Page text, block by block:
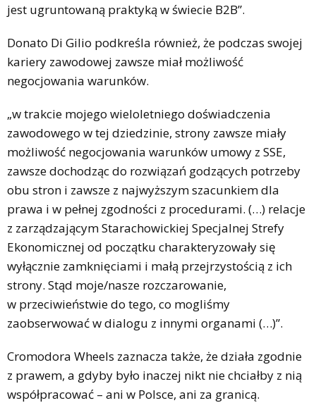
jest ugruntowaną praktyką w świecie B2B”.
Donato Di Gilio podkreśla również, że podczas swojej
kariery zawodowej zawsze miał możliwość
negocjowania warunków.
„w trakcie mojego wieloletniego doświadczenia
zawodowego w tej dziedzinie, strony zawsze miały
możliwość negocjowania warunków umowy z SSE,
zawsze dochodząc do rozwiązań godzących potrzeby
obu stron i zawsze z najwyższym szacunkiem dla
prawa i w pełnej zgodności z procedurami. (…) relacje
z zarządzającym Starachowickiej Specjalnej Strefy
Ekonomicznej od początku charakteryzowały się
wyłącznie zamknięciami i małą przejrzystością z ich
strony. Stąd moje/nasze rozczarowanie,
w przeciwieństwie do tego, co mogliśmy
zaobserwować w dialogu z innymi organami (…)”.
Cromodora Wheels zaznacza także, że działa zgodnie
z prawem, a gdyby było inaczej nikt nie chciałby z nią
współpracować – ani w Polsce, ani za granicą.